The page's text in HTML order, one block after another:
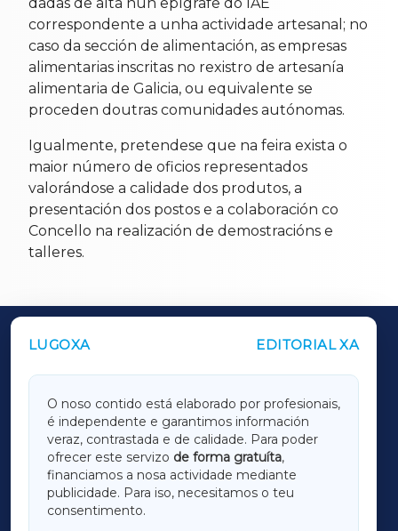
dadas de alta nun epígrafe do IAE
correspondente a unha actividade artesanal; no
caso da sección de alimentación, as empresas
alimentarias inscritas no rexistro de artesanía
alimentaria de Galicia, ou equivalente se
proceden doutras comunidades autónomas.
Igualmente, pretendese que na feira exista o
maior número de oficios representados
valorándose a calidade dos produtos, a
presentación dos postos e a colaboración co
Concello na realización de demostracións e
talleres.
LUGOXA EDITORIAL XA
O noso contido está elaborado por profesionais,
é independente e garantimos información
veraz, contrastada e de calidade. Para poder
ofrecer este servizo de forma gratuíta,
financiamos a nosa actividade mediante
publicidade. Para iso, necesitamos o teu
consentimento.
OUTROS PERIÓDICOS
LUGOXA
TERRACHAXA